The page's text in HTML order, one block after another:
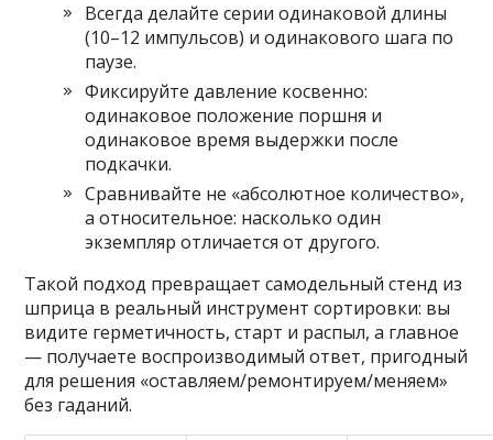
Всегда делайте серии одинаковой длины
(10–12 импульсов) и одинакового шага по
паузе.
Фиксируйте давление косвенно:
одинаковое положение поршня и
одинаковое время выдержки после
подкачки.
Сравнивайте не «абсолютное количество»,
а относительное: насколько один
экземпляр отличается от другого.
Такой подход превращает самодельный стенд из
шприца в реальный инструмент сортировки: вы
видите герметичность, старт и распыл, а главное
— получаете воспроизводимый ответ, пригодный
для решения «оставляем/ремонтируем/меняем»
без гаданий.